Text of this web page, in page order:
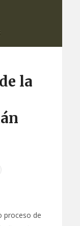
la
,
proceso de